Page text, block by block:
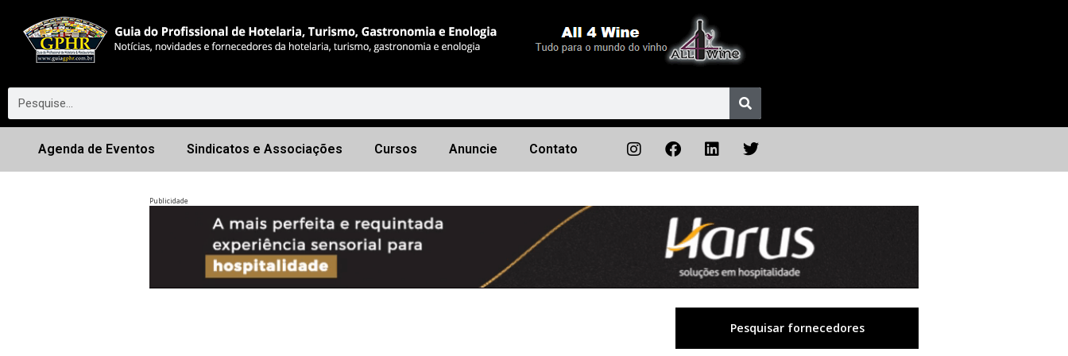
Agenda de Eventos Sindicatos e Associações Cursos Anuncie Contato
Publicidade
Próximo
Pesquisar fornecedores